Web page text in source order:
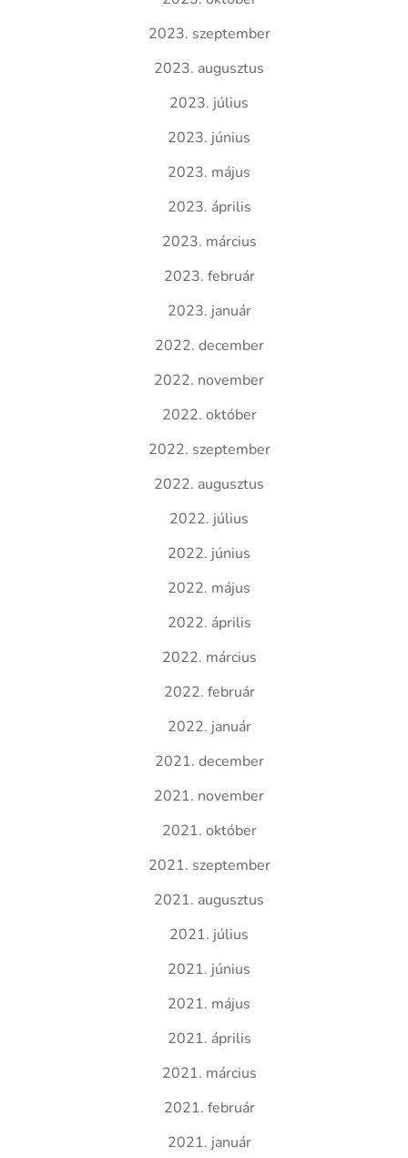
2023. szeptember
2023. augusztus
2023. július
2023. június
2023. május
2023. április
2023. március
2023. február
2023. január
2022. december
2022. november
2022. október
2022. szeptember
2022. augusztus
2022. július
2022. június
2022. május
2022. április
2022. március
2022. február
2022. január
2021. december
2021. november
2021. október
2021. szeptember
2021. augusztus
2021. július
2021. június
2021. május
2021. április
2021. március
2021. február
2021. január